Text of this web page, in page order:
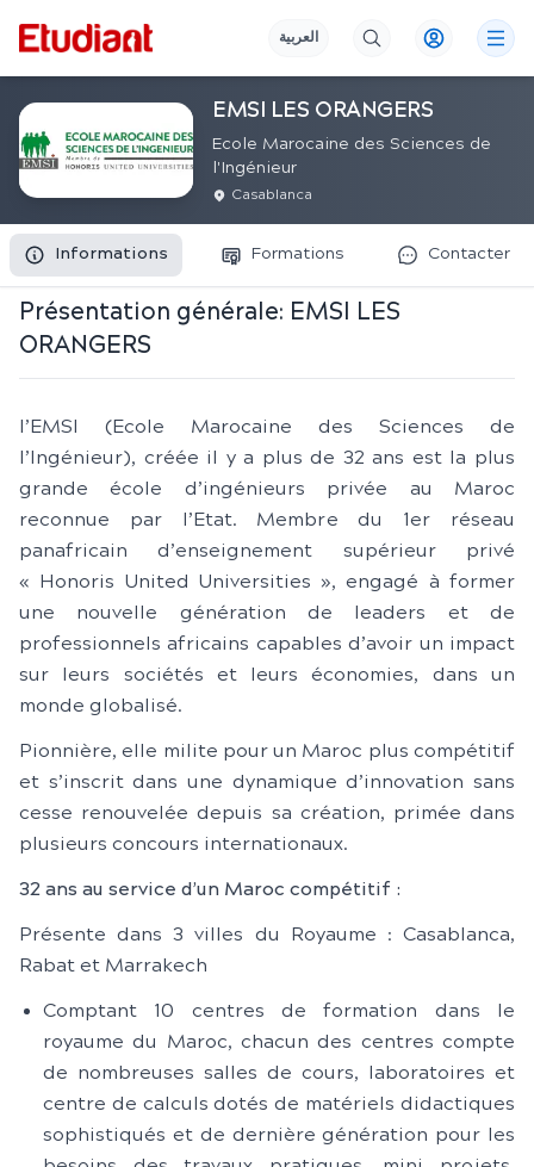
العربية
EMSI LES ORANGERS
Ecole Marocaine des Sciences de
l'Ingénieur
Casablanca
Informations Formations Contacter
Présentation générale: EMSI LES
ORANGERS
l’EMSI (Ecole Marocaine des Sciences de
l’Ingénieur), créée il y a plus de 32 ans est la plus
grande école d’ingénieurs privée au Maroc
reconnue par l’Etat. Membre du 1er réseau
panafricain d’enseignement supérieur privé
« Honoris United Universities », engagé à former
une nouvelle génération de leaders et de
professionnels africains capables d’avoir un impact
sur leurs sociétés et leurs économies, dans un
monde globalisé.
Pionnière, elle milite pour un Maroc plus compétitif
et s’inscrit dans une dynamique d’innovation sans
cesse renouvelée depuis sa création, primée dans
plusieurs concours internationaux.
32 ans au service d’un Maroc compétitif :
Présente dans 3 villes du Royaume : Casablanca,
Rabat et Marrakech
Comptant 10 centres de formation dans le
royaume du Maroc, chacun des centres compte
de nombreuses salles de cours, laboratoires et
centre de calculs dotés de matériels didactiques
sophistiqués et de dernière génération pour les